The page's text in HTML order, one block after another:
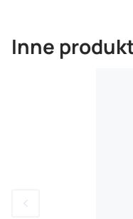
Inne